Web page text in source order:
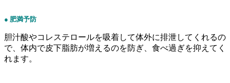
● 肥満予防
胆汁酸やコレステロールを吸着して体外に排泄してくれるの
で、体内で皮下脂肪が増えるのを防ぎ、食べ過ぎを抑えてく
れます。